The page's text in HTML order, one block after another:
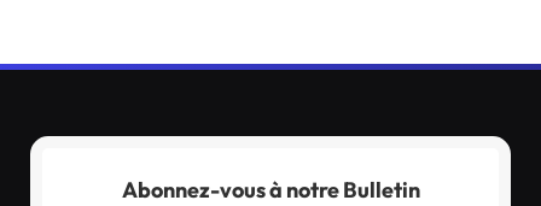
Abonnez-vous à notre Bulletin